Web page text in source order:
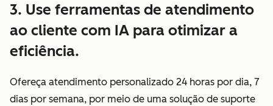
3. Use ferramentas de atendimento
ao cliente com IA para otimizar a
eficiência.
Ofereça atendimento personalizado 24 horas por dia, 7
dias por semana, por meio de uma solução de suporte